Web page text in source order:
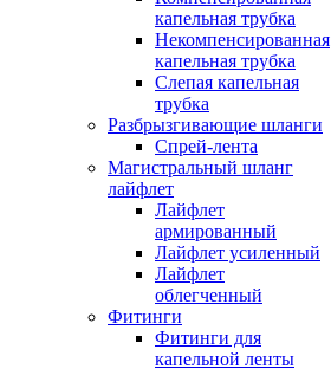
капельная трубка
Некомпенсированная
капельная трубка
Слепая капельная
трубка
Разбрызгивающие шланги
Спрей-лента
Магистральный шланг
лайфлет
Лайфлет
армированный
Лайфлет усиленный
Лайфлет
облегченный
Фитинги
Фитинги для
капельной ленты